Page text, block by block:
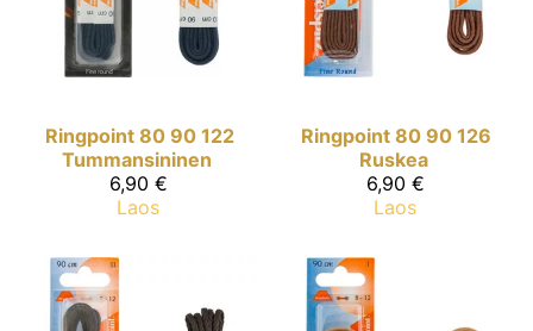
Ringpoint 80 90 122
Tummansininen
6,90 €
Laos
Ringpoint 80 90 126
Ruskea
6,90 €
Laos